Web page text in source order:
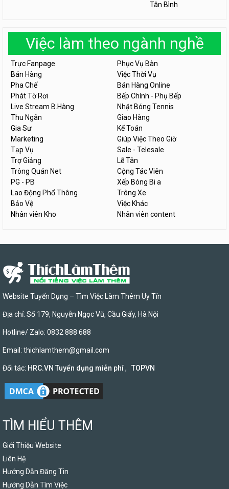
Tân Bình
Việc làm theo ngành nghề
Trực Fanpage
Phục Vụ Bàn
Bán Hàng
Việc Thời Vụ
Pha Chế
Bán Hàng Online
Phát Tờ Rơi
Bếp Chính - Phụ Bếp
Live Stream B.Hàng
Nhặt Bóng Tennis
Thu Ngân
Giao Hàng
Gia Sư
Kế Toán
Marketing
Giúp Việc Theo Giờ
Tạp Vụ
Sale - Telesale
Trợ Giảng
Lễ Tân
Trông Quán Net
Cộng Tác Viên
PG - PB
Xếp Bóng Bi a
Lao Động Phổ Thông
Trông Xe
Bảo Vệ
Việc Khác
Nhân viên Kho
Nhân viên content
Website Tuyển Dụng – Tìm Việc Làm Thêm Uy Tín
Địa chỉ: Số 179, Nguyễn Ngọc Vũ, Cầu Giấy, Hà Nội
Hotline/ Zalo: 0832 888 688
Email: thichlamthem@gmail.com
Đối tác: HRC.VN Tuyển dụng miễn phí, TOPVN
TÌM HIỂU THÊM
Giới Thiệu Website
Liên Hệ
Hướng Dẫn Đăng Tin
Hướng Dẫn Tìm Việc